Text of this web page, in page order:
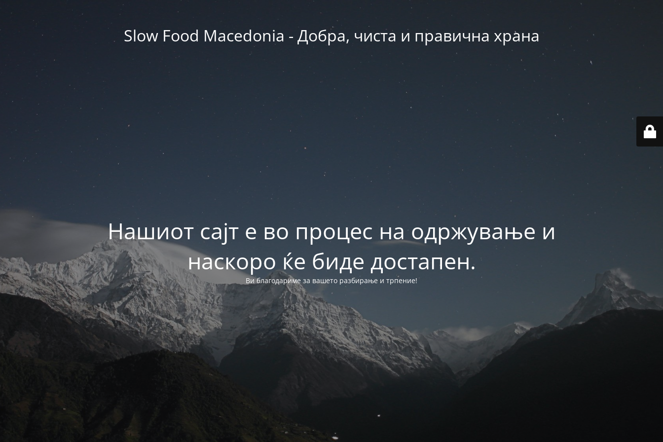
Slow Food Macedonia - Добра, чиста и правична храна
Нашиот сајт е во процес на одржување и
наскоро ќе биде достапен.
Ви благодариме за вашето разбирање и трпение!